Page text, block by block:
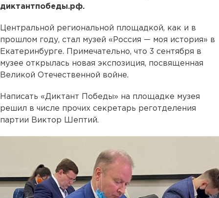
диктантпобеды.рф.
Центральной региональной площадкой, как и в
прошлом году, стал музей «Россия — моя история» в
Екатеринбурге. Примечательно, что 3 сентября в
музее открылась новая экспозиция, посвященная
Великой Отечественной войне.
Написать «Диктант Победы» на площадке музея
решил в числе прочих cекретарь реготделения
партии Виктор Шептий.